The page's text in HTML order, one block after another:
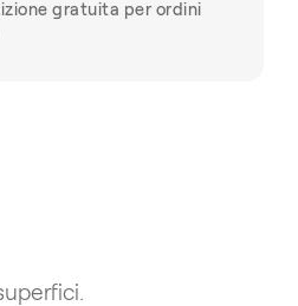
gratuita per ordini